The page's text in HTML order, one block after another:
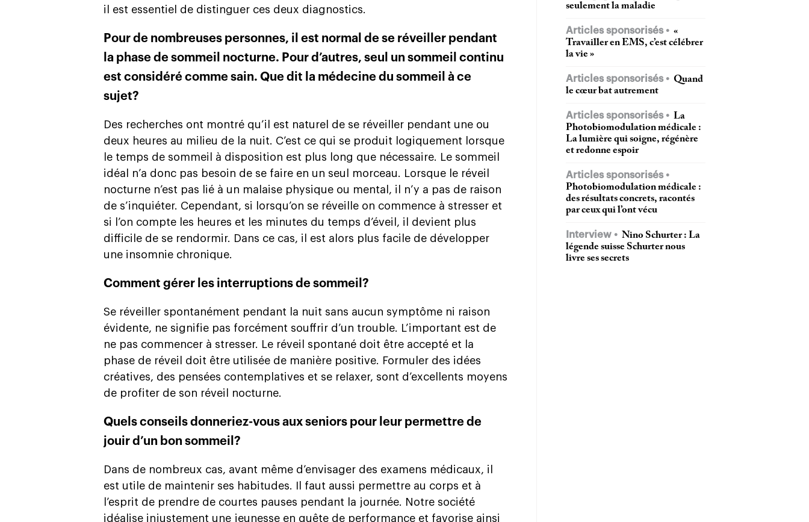
il est essentiel de distinguer ces deux diagnostics.
Pour de nombreuses personnes, il est normal de se réveiller pendant
la phase de sommeil nocturne. Pour d’autres, seul un sommeil continu
est considéré comme sain. Que dit la médecine du sommeil à ce
sujet?
Des recherches ont montré qu’il est naturel de se réveiller pendant une ou
deux heures au milieu de la nuit. C’est ce qui se produit logiquement lorsque
le temps de sommeil à disposition est plus long que nécessaire. Le sommeil
idéal n’a donc pas besoin de se faire en un seul morceau. Lorsque le réveil
nocturne n’est pas lié à un malaise physique ou mental, il n’y a pas de raison
de s’inquiéter. Cependant, si lorsqu’on se réveille on commence à stresser et
si l’on compte les heures et les minutes du temps d’éveil, il devient plus
difficile de se rendormir. Dans ce cas, il est alors plus facile de développer
une insomnie chronique.
Comment gérer les interruptions de sommeil?
Se réveiller spontanément pendant la nuit sans aucun symptôme ni raison
évidente, ne signifie pas forcément souffrir d’un trouble. L’important est de
ne pas commencer à stresser. Le réveil spontané doit être accepté et la
phase de réveil doit être utilisée de manière positive. Formuler des idées
créatives, des pensées contemplatives et se relaxer, sont d’excellents moyens
de profiter de son réveil nocturne.
Quels conseils donneriez-vous aux seniors pour leur permettre de
jouir d’un bon sommeil?
Dans de nombreux cas, avant même d’envisager des examens médicaux, il
est utile de maintenir ses habitudes. Il faut aussi permettre au corps et à
l’esprit de prendre de courtes pauses pendant la journée. Notre société
idéalise injustement une jeunesse en quête de performance et favorise ainsi
seulement la maladie
Articles sponsorisés
«
Travailler en EMS, c’est célébrer
la vie »
Articles sponsorisés
Quand
le cœur bat autrement
Articles sponsorisés
La
Photobiomodulation médicale :
La lumière qui soigne, régénère
et redonne espoir
Articles sponsorisés
Photobiomodulation médicale :
des résultats concrets, racontés
par ceux qui l’ont vécu
Interview
Nino Schurter : La
légende suisse Schurter nous
livre ses secrets